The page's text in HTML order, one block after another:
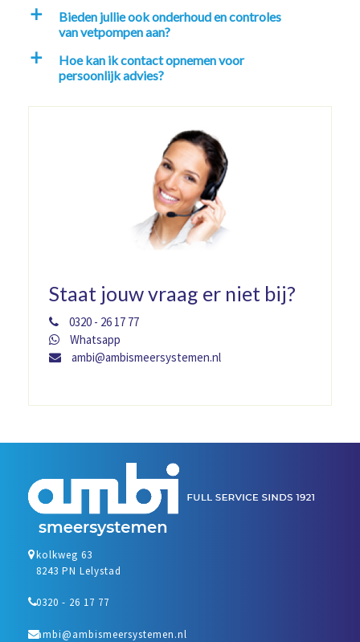
a
Bieden jullie ook onderhoud en controles
van vetpompen aan?
a
Hoe kan ik contact opnemen voor
persoonlijk advies?
Staat jouw vraag er niet bij?
0320 - 26 17 77
Whatsapp
ambi@ambismeersystemen.nl
kolkweg 63
8243 PN Lelystad
0320 - 26 17 77
ambi@ambismeersystemen.nl